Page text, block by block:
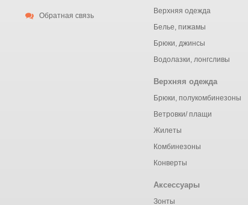
Обратная связь
Верхняя одежда
Белье, пижамы
Брюки, джинсы
Водолазки, лонгсливы
Верхняя одежда
Брюки, полукомбинезоны
Ветровки/ плащи
Жилеты
Комбинезоны
Конверты
Аксессуары
Зонты